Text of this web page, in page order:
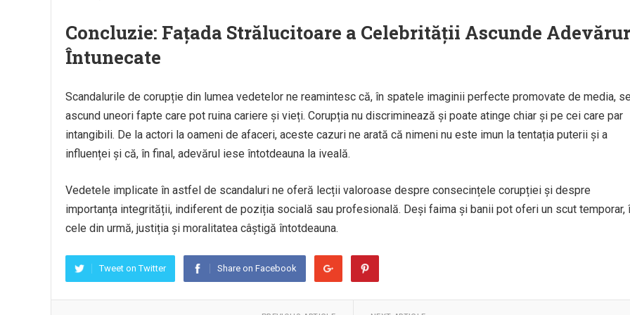
Concluzie: Fațada Strălucitoare a Celebrității Ascunde
Întunecate
Scandalurile de corupție din lumea vedetelor ne reamintesc că, în spatele imaginii perfecte promovate de media, se
ascund uneori fapte care pot ruina cariere și vieți. Corupția nu discriminează și poate atinge chiar și pe cei care par
intangibili. De la actori la oameni de afaceri, aceste cazuri ne arată că nimeni nu este imun la tentația puterii și a
influenței și că, în final, adevărul iese întotdeauna la iveală.
Vedetele implicate în astfel de scandaluri ne oferă lecții valoroase despre consecințele corupției și despre
importanța integrității, indiferent de poziția socială sau profesională. Deși faima și banii pot oferi un scut temporar,
cele din urmă, justiția și moralitatea câștigă întotdeauna.
Tweet on Twitter Share on Facebook